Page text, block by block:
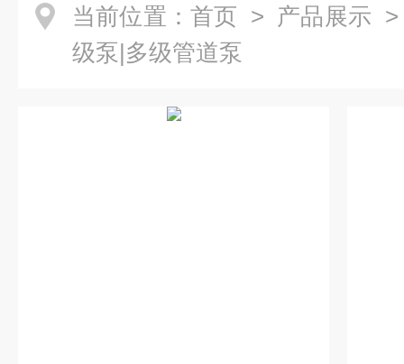
当前位置： 首页 > 产品展示
级泵|多级管道泵